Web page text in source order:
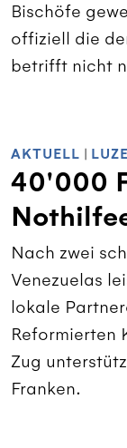
Bischöfe
offiziell die
betrifft nicht
AKTUELL
40'000
Nach zwei
Venezuelas
lokale
Reformierten
Zug
Franken.